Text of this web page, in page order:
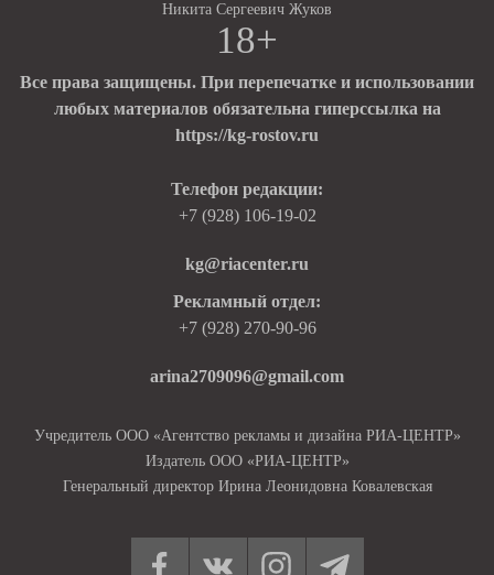
Никита Сергеевич Жуков
18+
Все права защищены. При перепечатке и использовании
любых материалов обязательна гиперссылка на
https://kg-rostov.ru
Телефон редакции:
+7 (928) 106-19-02
kg@riacenter.ru
Рекламный отдел:
+7 (928) 270-90-96
arina2709096@gmail.com
Учредитель ООО «Агентство рекламы и дизайна РИА-ЦЕНТР»
Издатель ООО «РИА-ЦЕНТР»
Генеральный директор Ирина Леонидовна Ковалевская